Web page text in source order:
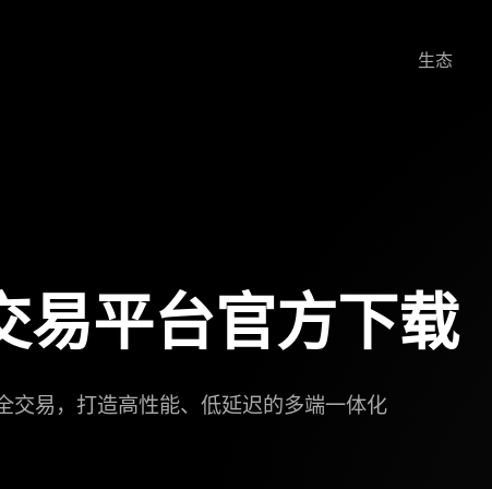
生态
易平台官方下载
交易，打造高性能、低延迟的多端一体化